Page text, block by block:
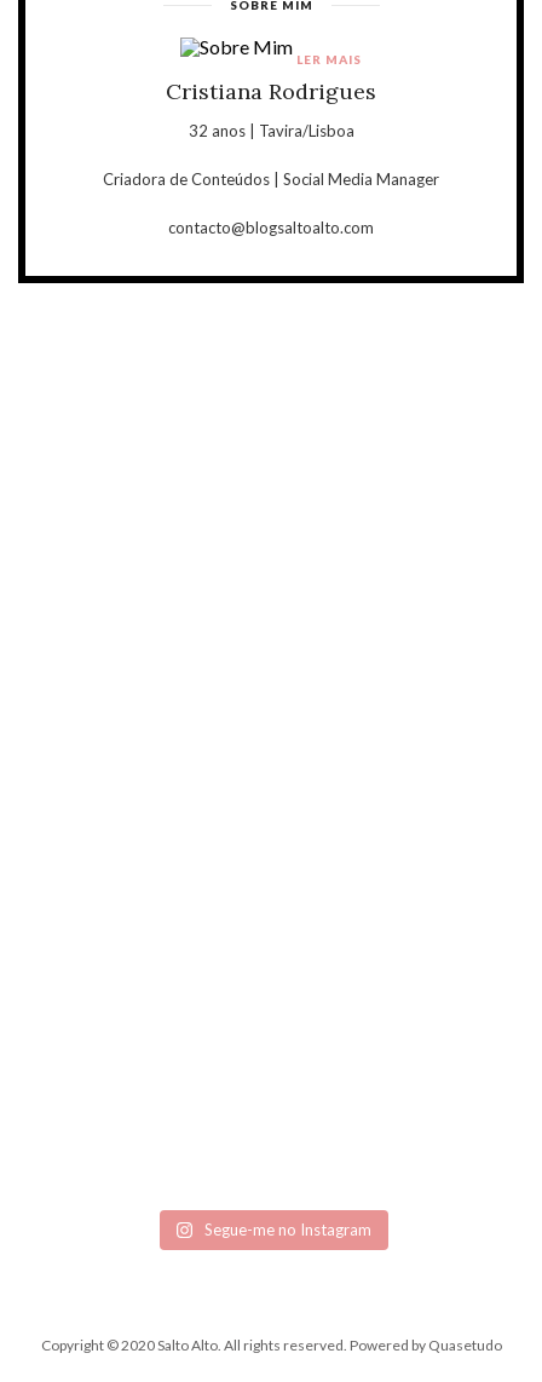
SOBRE MIM
Cristiana Rodrigues
32 anos | Tavira/Lisboa
Criadora de Conteúdos | Social Media Manager
contacto@blogsaltoalto.com
LER MAIS
Segue-me no Instagram
Copyright © 2020 Salto Alto. All rights reserved. Powered by Quasetudo